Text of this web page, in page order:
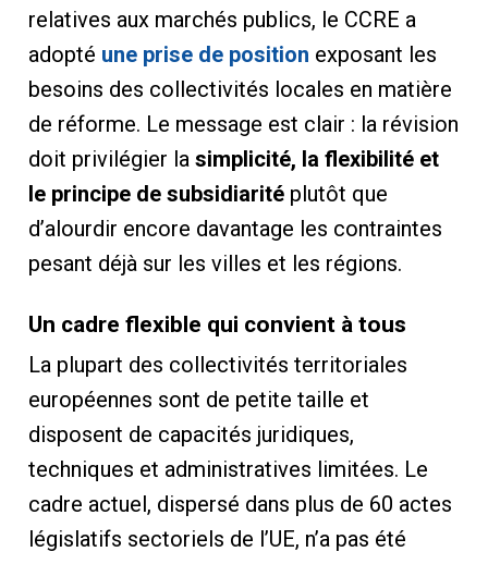
relatives aux marchés publics, le CCRE a
adopté une prise de position exposant les
besoins des collectivités locales en matière
de réforme. Le message est clair : la révision
doit privilégier la simplicité, la flexibilité et
le principe de subsidiarité plutôt que
d’alourdir encore davantage les contraintes
pesant déjà sur les villes et les régions.
Un cadre flexible qui convient à tous
La plupart des collectivités territoriales
européennes sont de petite taille et
disposent de capacités juridiques,
techniques et administratives limitées. Le
cadre actuel, dispersé dans plus de 60 actes
législatifs sectoriels de l’UE, n’a pas été